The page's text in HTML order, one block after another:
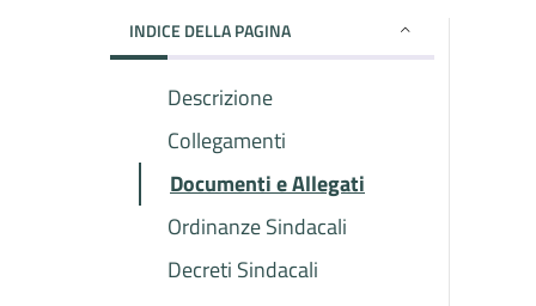
INDICE DELLA PAGINA
Descrizione
Collegamenti
Documenti e Allegati
Ordinanze Sindacali
Decreti Sindacali